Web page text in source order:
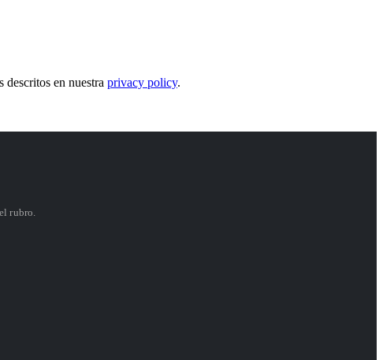
descritos en nuestra privacy policy.
rubro.